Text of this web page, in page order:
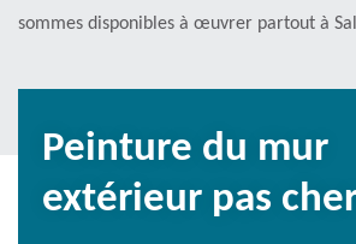
sommes disponibles à œuvrer partout à
Peinture du mur
extérieur pas